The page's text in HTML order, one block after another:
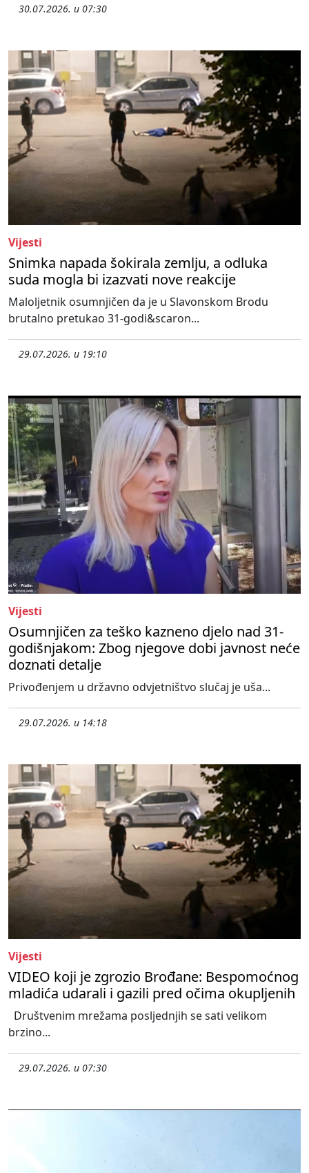
30.07.2026. u 07:30
Vijesti
Snimka napada šokirala zemlju, a odluka
suda mogla bi izazvati nove reakcije
Maloljetnik osumnjičen da je u Slavonskom Brodu
brutalno pretukao 31-godi&scaron...
29.07.2026. u 19:10
Vijesti
Osumnjičen za teško kazneno djelo nad 31-
godišnjakom: Zbog njegove dobi javnost neće
doznati detalje
Privođenjem u državno odvjetništvo slučaj je uša...
29.07.2026. u 14:18
Vijesti
VIDEO koji je zgrozio Brođane: Bespomoćnog
mladića udarali i gazili pred očima okupljenih
Društvenim mrežama posljednjih se sati velikom
brzino...
29.07.2026. u 07:30